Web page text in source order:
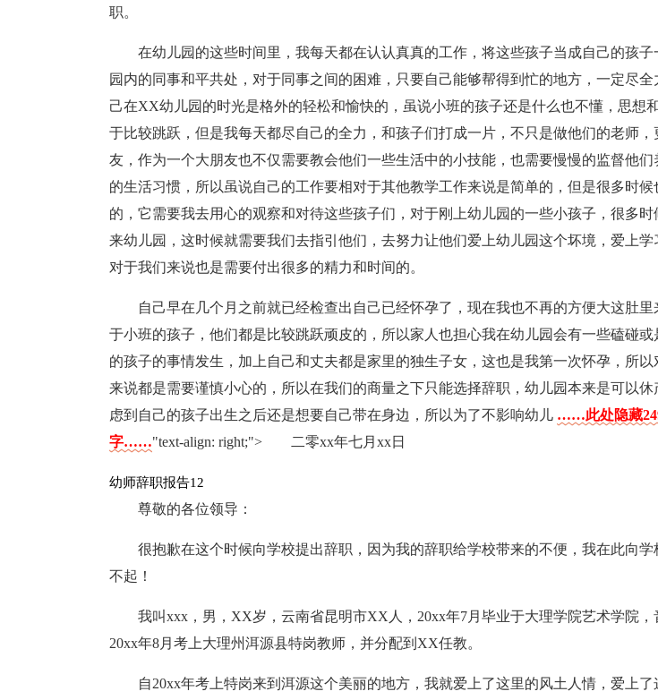
职。
在幼儿园的这些时间里，我每天都在认认真真的工作，将这些孩子当成自己的孩子
园内的同事和平共处，对于同事之间的困难，只要自己能够帮得到忙的地方，一定尽全
己在XX幼儿园的时光是格外的轻松和愉快的，虽说小班的孩子还是什么也不懂，思想
于比较跳跃，但是我每天都尽自己的全力，和孩子们打成一片，不只是做他们的老师，
友，作为一个大朋友也不仅需要教会他们一些生活中的小技能，也需要慢慢的监督他
的生活习惯，所以虽说自己的工作要相对于其他教学工作来说是简单的，但是很多时候
的，它需要我去用心的观察和对待这些孩子们，对于刚上幼儿园的一些小孩子，很多
来幼儿园，这时候就需要我们去指引他们，去努力让他们爱上幼儿园这个坏境，爱上学
对于我们来说也是需要付出很多的精力和时间的。
自己早在几个月之前就已经检查出自己已经怀孕了，现在我也不再的方便大这肚
于小班的孩子，他们都是比较跳跃顽皮的，所以家人也担心我在幼儿园会有一些磕碰或
的孩子的事情发生，加上自己和丈夫都是家里的独生子女，这也是我第一次怀孕，所以
来说都是需要谨慎小心的，所以在我们的商量之下只能选择辞职，幼儿园本来是可以
虑到自己的孩子出生之后还是想要自己带在身边，所以为了不影响幼儿 ……此处隐藏
字……"text-align: right;"> 二零xx年七月xx日
幼师辞职报告12
尊敬的各位领导：
很抱歉在这个时候向学校提出辞职，因为我的辞职给学校带来的不便，我在此向
不起！
我叫xxx，男，XX岁，云南省昆明市XX人，20xx年7月毕业于大理学院艺术学院，
20xx年8月考上大理州洱源县特岗教师，并分配到XX任教。
自20xx年考上特岗来到洱源这个美丽的地方，我就爱上了这里的风土人情，爱上了